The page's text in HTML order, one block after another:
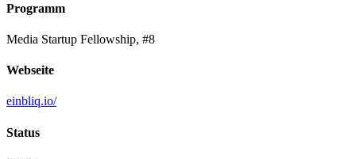
Programm
Media Startup Fellowship, #8
Webseite
einbliq.io/
Status